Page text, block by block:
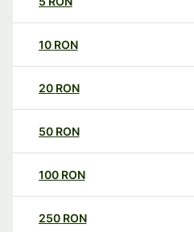
10 RON
20 RON
50 RON
100 RON
250 RON